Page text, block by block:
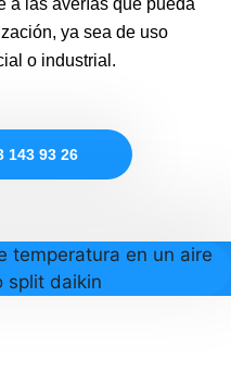
a las averías que pueda
ya sea de uso
o industrial.
143 93 26